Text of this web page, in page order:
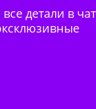
детали в